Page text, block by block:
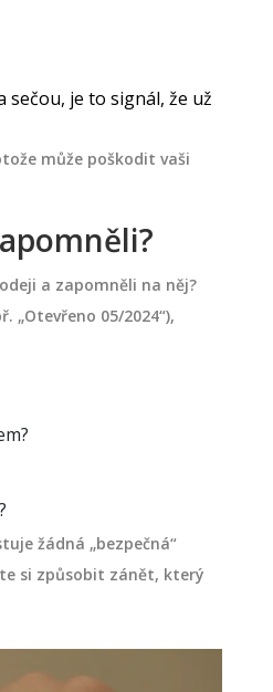
sečou, je to signál, že už
může poškodit vaši
a zapomněli na něj?
05/2024“),
žádná „bezpečná“
si způsobit zánět, který